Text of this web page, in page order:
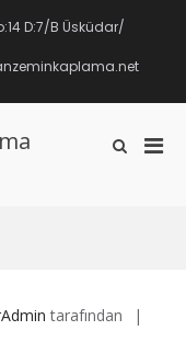
D:7/B Üsküdar/
Arama
tarafından